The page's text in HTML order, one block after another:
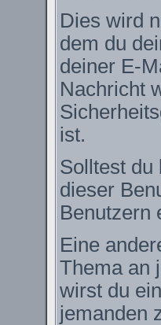
Dies wird
dem du
deiner E-
Nachricht
ist.
Solltest du
dieser
Benutzern
Eine
Thema an
wirst du
jemanden